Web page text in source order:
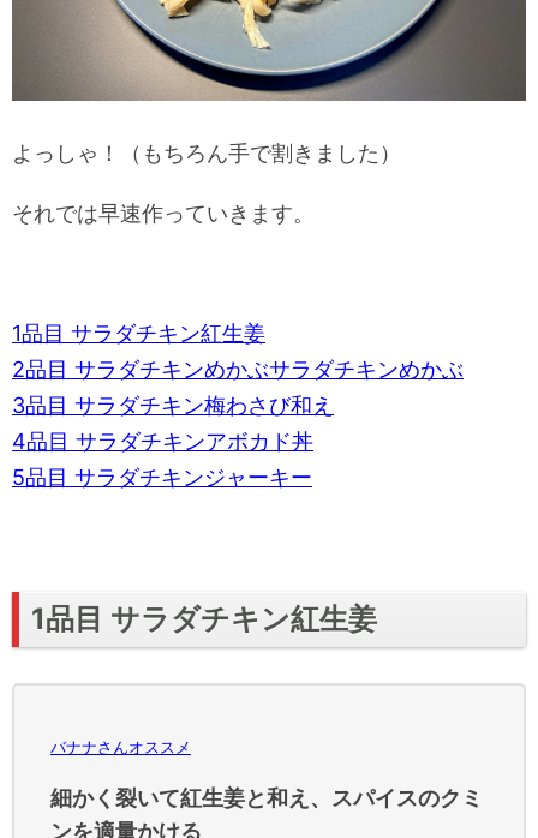
よっしゃ！（もちろん手で割きました）
それでは早速作っていきます。
1品目 サラダチキン紅生姜
2品目 サラダチキンめかぶサラダチキンめかぶ
3品目 サラダチキン梅わさび和え
4品目 サラダチキンアボカド丼
5品目 サラダチキンジャーキー
1品目 サラダチキン紅生姜
バナナさんオススメ
細かく裂いて紅生姜と和え、スパイスのクミ
ンを適量かける